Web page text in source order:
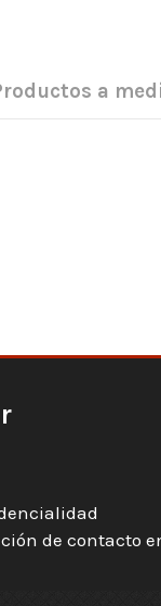
a
de contacto